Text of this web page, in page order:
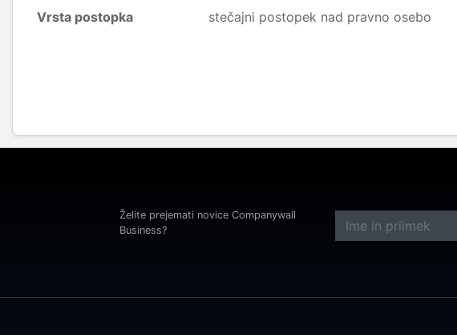
Vrsta postopka
stečajni postopek nad pravno osebo
Želite prejemati novice Companywall
Business?